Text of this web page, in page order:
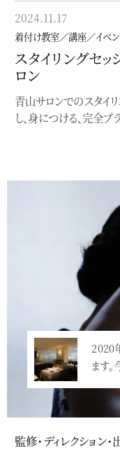
2024.11.17
着付け教室／講座／イベン
スタイリングセ
ロン
青山サロンでのスタイ
し、身につける、完全プ
着付け教室／講座／イベント
”浴衣にぴったり
クショップ
クレマチスの簪作りWS
Service
監修・ディレクション
2020
ます